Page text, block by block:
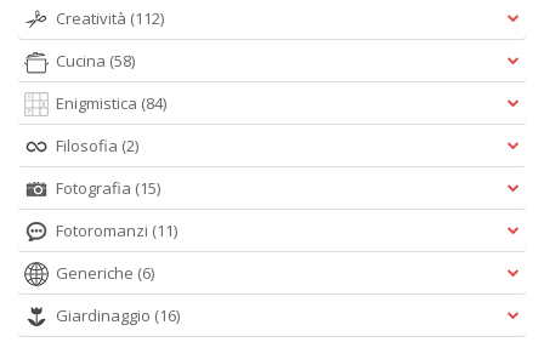
Creatività (112)
Cucina (58)
Enigmistica (84)
Filosofia (2)
Fotografia (15)
Fotoromanzi (11)
Generiche (6)
Giardinaggio (16)